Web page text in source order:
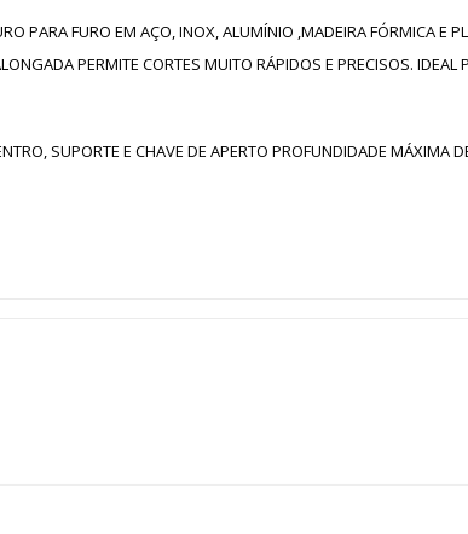
PARA FURO EM AÇO, INOX, ALUMÍNIO ,MADEIRA FÓRMICA E
PERMITE CORTES MUITO RÁPIDOS E PRECISOS. IDEAL
SUPORTE E CHAVE DE APERTO PROFUNDIDADE MÁXIMA